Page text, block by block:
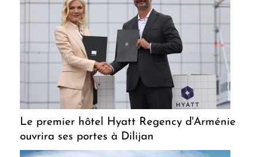
Le premier hôtel Hyatt Regency d'Arménie
ouvrira ses portes à Dilijan